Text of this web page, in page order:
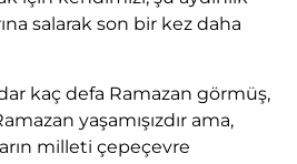
salarak son bir kez daha
kaç defa Ramazan görmüş,
yaşamışızdır ama,
milleti çepeçevre